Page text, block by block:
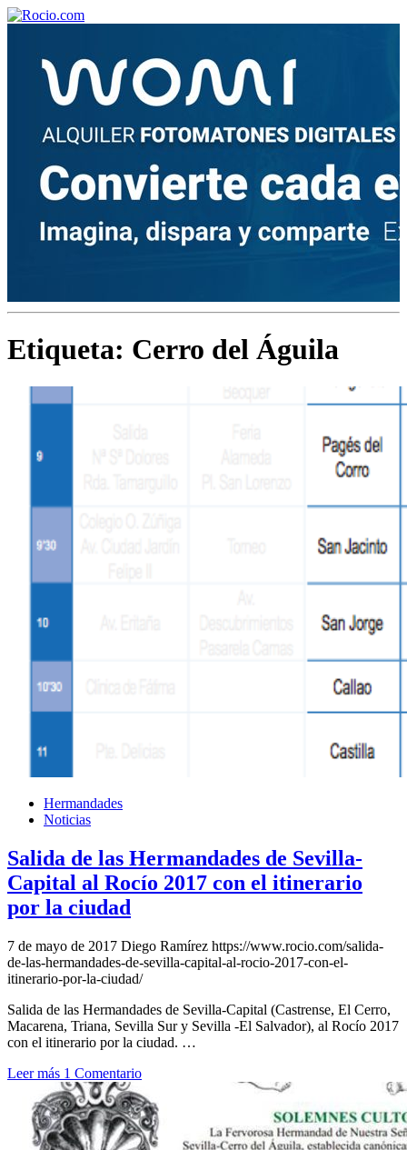
Etiqueta: Cerro del Águila
Hermandades
Noticias
Salida de las Hermandades de Sevilla-
Capital al Rocío 2017 con el itinerario
por la ciudad
7 de mayo de 2017 Diego Ramírez https://www.rocio.com/salida-
de-las-hermandades-de-sevilla-capital-al-rocio-2017-con-el-
itinerario-por-la-ciudad/
Salida de las Hermandades de Sevilla-Capital (Castrense, El Cerro,
Macarena, Triana, Sevilla Sur y Sevilla -El Salvador), al Rocío 2017
con el itinerario por la ciudad. …
Leer más 1 Comentario
¡Bienvenido! Soy el asistente virtual de rocio.com.
¿En qué puedo ayudarte?
¿Cuántas hermandades participan en la romería?
¿Cuales son los actos principales que se celebran en el